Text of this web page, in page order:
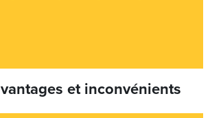
et inconvénients